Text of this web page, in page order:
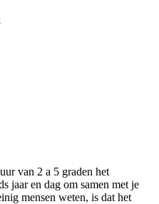
van 2 a 5 graden het
jaar en dag om samen met je
mensen weten, is dat het